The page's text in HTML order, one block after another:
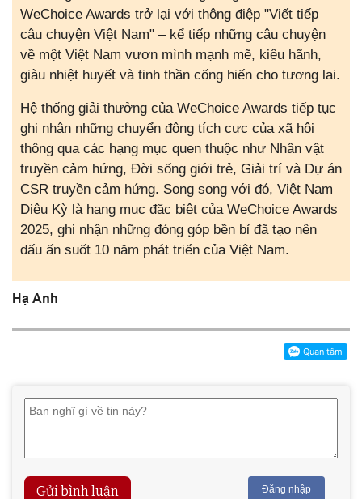
WeChoice Awards trở lại với thông điệp "Viết tiếp
câu chuyện Việt Nam" – kể tiếp những câu chuyện
về một Việt Nam vươn mình mạnh mẽ, kiêu hãnh,
giàu nhiệt huyết và tinh thần cống hiến cho tương lai.
Hệ thống giải thưởng của WeChoice Awards tiếp tục
ghi nhận những chuyển động tích cực của xã hội
thông qua các hạng mục quen thuộc như Nhân vật
truyền cảm hứng, Đời sống giới trẻ, Giải trí và Dự án
CSR truyền cảm hứng. Song song với đó, Việt Nam
Diệu Kỳ là hạng mục đặc biệt của WeChoice Awards
2025, ghi nhận những đóng góp bền bỉ đã tạo nên
dấu ấn suốt 10 năm phát triển của Việt Nam.
Hạ Anh
Gửi bình luận Đăng nhập